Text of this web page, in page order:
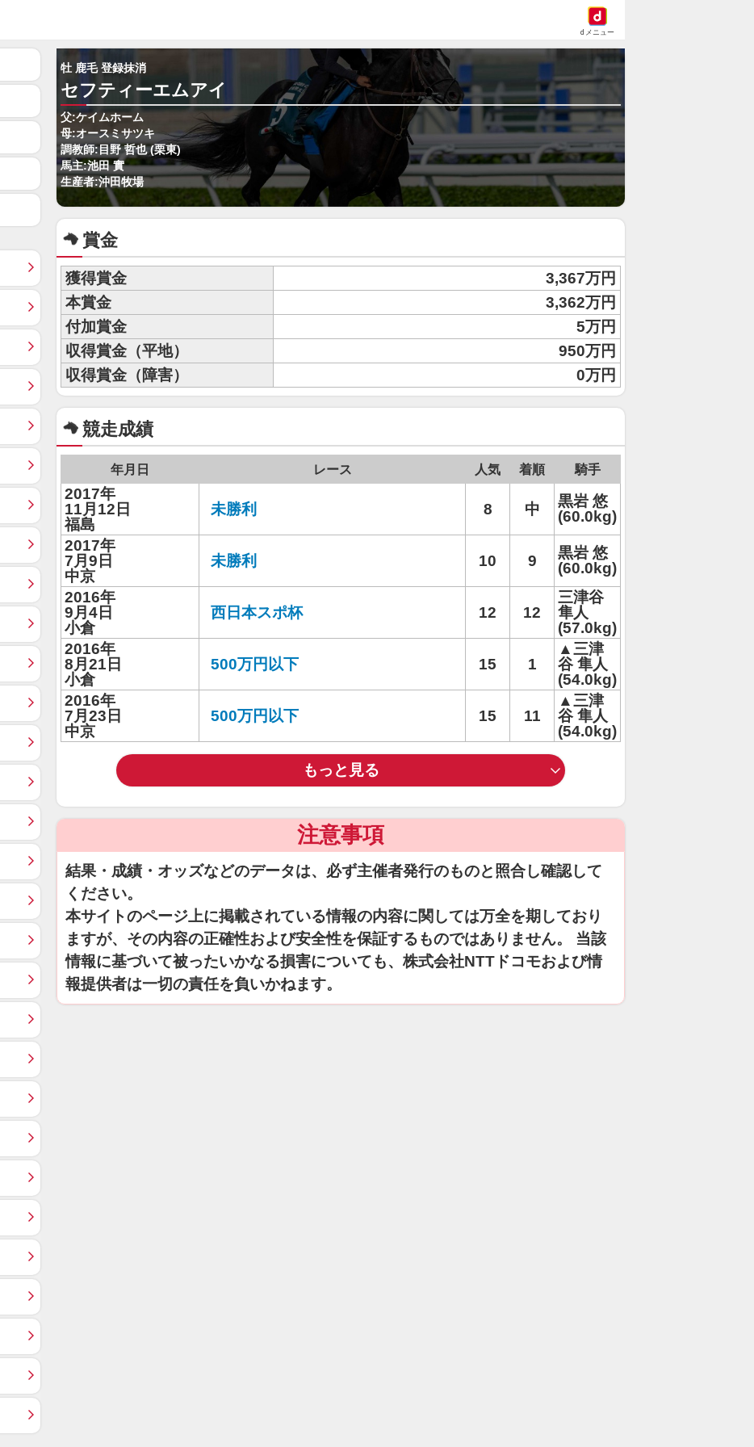
dメニュー
牡 鹿毛 登録抹消
セフティーエムアイ
父:ケイムホーム
母:オースミサツキ
調教師:目野 哲也 (栗東)
馬主:池田 實
生産者:沖田牧場
賞金
獲得賞金
3,367万円
本賞金
3,362万円
付加賞金
5万円
収得賞金（平地）
950万円
収得賞金（障害）
0万円
競走成績
年月日 レース 人気 着順 騎手
2017年
11月12日
福島
未勝利 8 中
黒岩 悠
(60.0kg)
2017年
7月9日
中京
未勝利 10 9
黒岩 悠
(60.0kg)
2016年
9月4日
小倉
西日本スポ杯 12 12
三津谷
隼人
(57.0kg)
2016年
8月21日
小倉
500万円以下 15 1
▲三津
谷 隼人
(54.0kg)
2016年
7月23日
中京
500万円以下 15 11
▲三津
谷 隼人
(54.0kg)
もっと見る
注意事項
結果・成績・オッズなどのデータは、必ず主催者発行のものと照合し確認して
ください。
本サイトのページ上に掲載されている情報の内容に関しては万全を期しており
ますが、その内容の正確性および安全性を保証するものではありません。 当該
情報に基づいて被ったいかなる損害についても、株式会社NTTドコモおよび情
報提供者は一切の責任を負いかねます。